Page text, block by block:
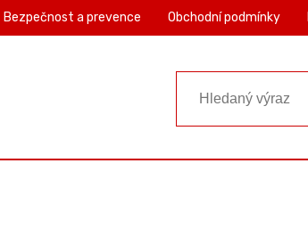
Bezpečnost a prevence Obchodní podmínky